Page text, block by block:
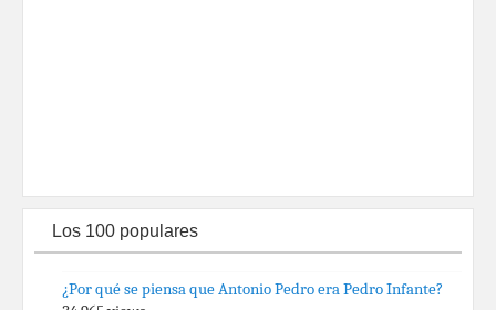
Los 100 populares
¿Por qué se piensa que Antonio Pedro era Pedro Infante?